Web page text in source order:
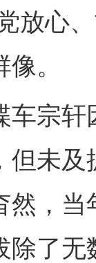
放心
。
宗轩
但未
然，
了无